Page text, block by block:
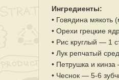
Ингредиенты:
• Говядина мякоть
• Орехи грецкие
• Рис круглый — 1
• Лук репчатый
• Петрушка и
• Чеснок — 5-6